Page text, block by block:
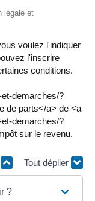
légale et
voulez l'indiquer
l'inscrire
conditions.
demarches/?
de parts</a> de <a
demarches/?
sur le revenu.
Tout déplier
?